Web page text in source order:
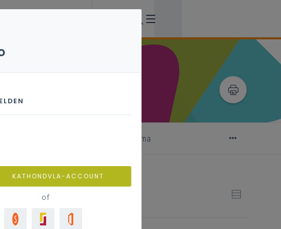
uitwerking jaarthema
KATHONDVLA-ACCOUNT
of